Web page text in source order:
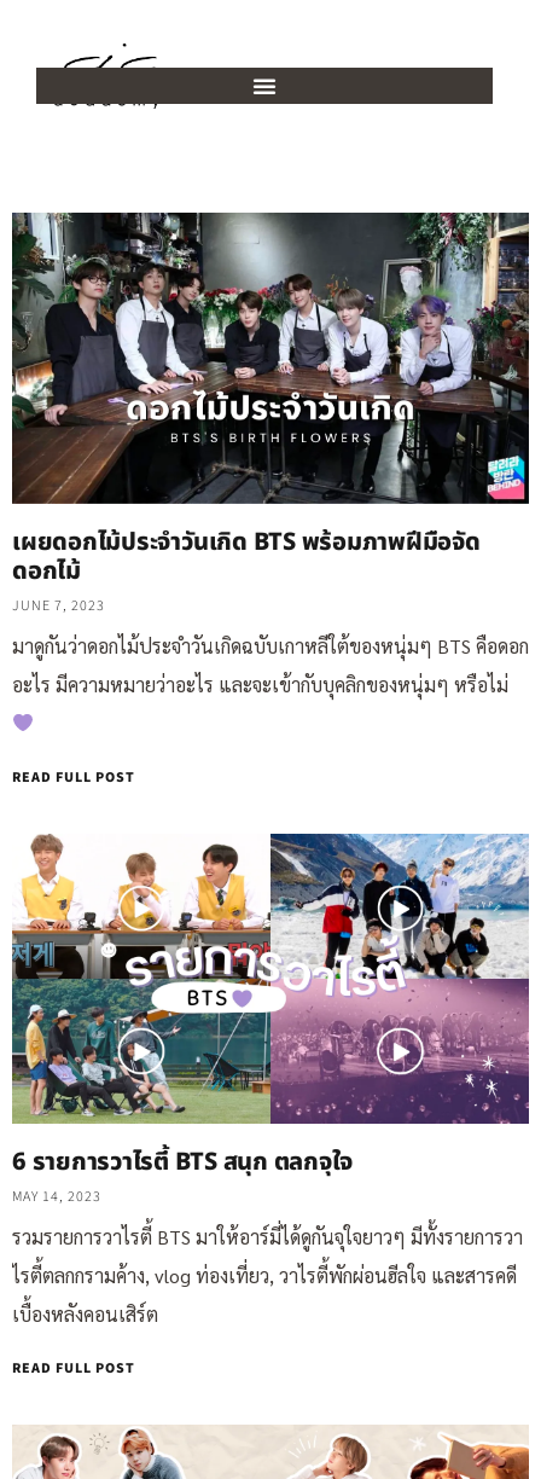
เผยดอกไม้ประจำวันเกิด BTS พร้อมภาพฝีมือจัด
ดอกไม้
JUNE 7, 2023
มาดูกันว่าดอกไม้ประจำวันเกิดฉบับเกาหลีใต้ของหนุ่มๆ BTS คือดอก
อะไร มีความหมายว่าอะไร และจะเข้ากับบุคลิกของหนุ่มๆ หรือไม่
READ FULL POST
6 รายการวาไรตี้ BTS สนุก ตลกจุใจ
MAY 14, 2023
รวมรายการวาไรตี้ BTS มาให้อาร์มี่ได้ดูกันจุใจยาวๆ มีทั้งรายการวา
ไรตี้ตลกกรามค้าง, vlog ท่องเที่ยว, วาไรตี้พักผ่อนฮีลใจ และสารคดี
เบื้องหลังคอนเสิร์ต
READ FULL POST